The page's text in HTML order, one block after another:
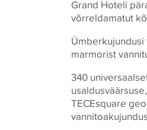
Grand Hoteli
võrreldamatut
marmorist
340
TECEsquare